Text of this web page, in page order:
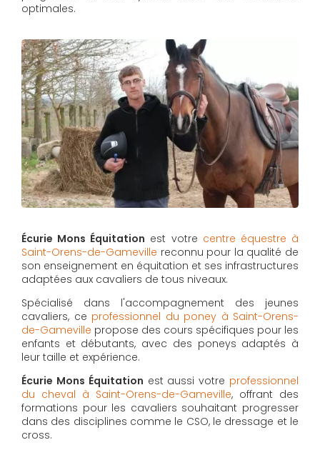
optimales.
Écurie Mons Équitation est votre centre équestre à
Saint-Orens-de-Gameville reconnu pour la qualité de
son enseignement en équitation et ses infrastructures
adaptées aux cavaliers de tous niveaux.
Spécialisé dans l'accompagnement des jeunes
cavaliers, ce professionnel du poney à Saint-Orens-
de-Gameville propose des cours spécifiques pour les
enfants et débutants, avec des poneys adaptés à
leur taille et expérience.
Écurie Mons Équitation est aussi votre professionnel
du cheval à Saint-Orens-de-Gameville, offrant des
formations pour les cavaliers souhaitant progresser
dans des disciplines comme le CSO, le dressage et le
cross.